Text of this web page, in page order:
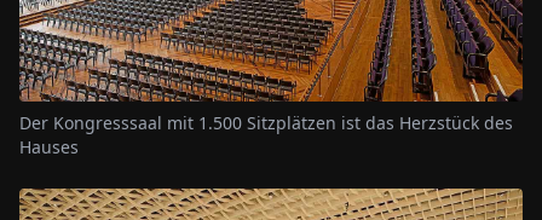
Der Kongresssaal mit 1.500 Sitzplätzen ist das Herzstück des
Hauses